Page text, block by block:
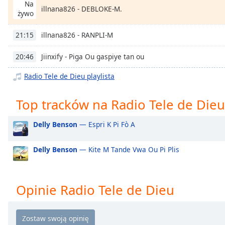
Chapters
Chapters
descriptions
off,
selected
Subtitles
subtitles
settings
subtitles
subtitles
off,
selected
Na
żywo
illnana826 - DEBLOKE-M.
21:15 illnana826 - RANPLI-M
20:46 Jiinxify - Piga Ou gaspiye tan ou
Radio Tele de Dieu playlista
Top tracków na Radio Tele de Dieu
Delly Benson — Espri K Pi Fò A
Delly Benson — Kite M Tande Vwa Ou Pi Plis
Opinie Radio Tele de Dieu